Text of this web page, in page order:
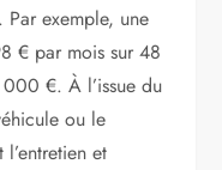
Par exemple, une
€ par mois sur 48
€. À l’issue du
ou le
et